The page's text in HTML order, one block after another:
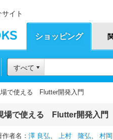
イト
マイナビBOOKS
ショッピング
すべて
で使える Flutter開発入門
場で使える Flutter開発入門
作者名： 澤 良弘、 上村 隆弘、 村